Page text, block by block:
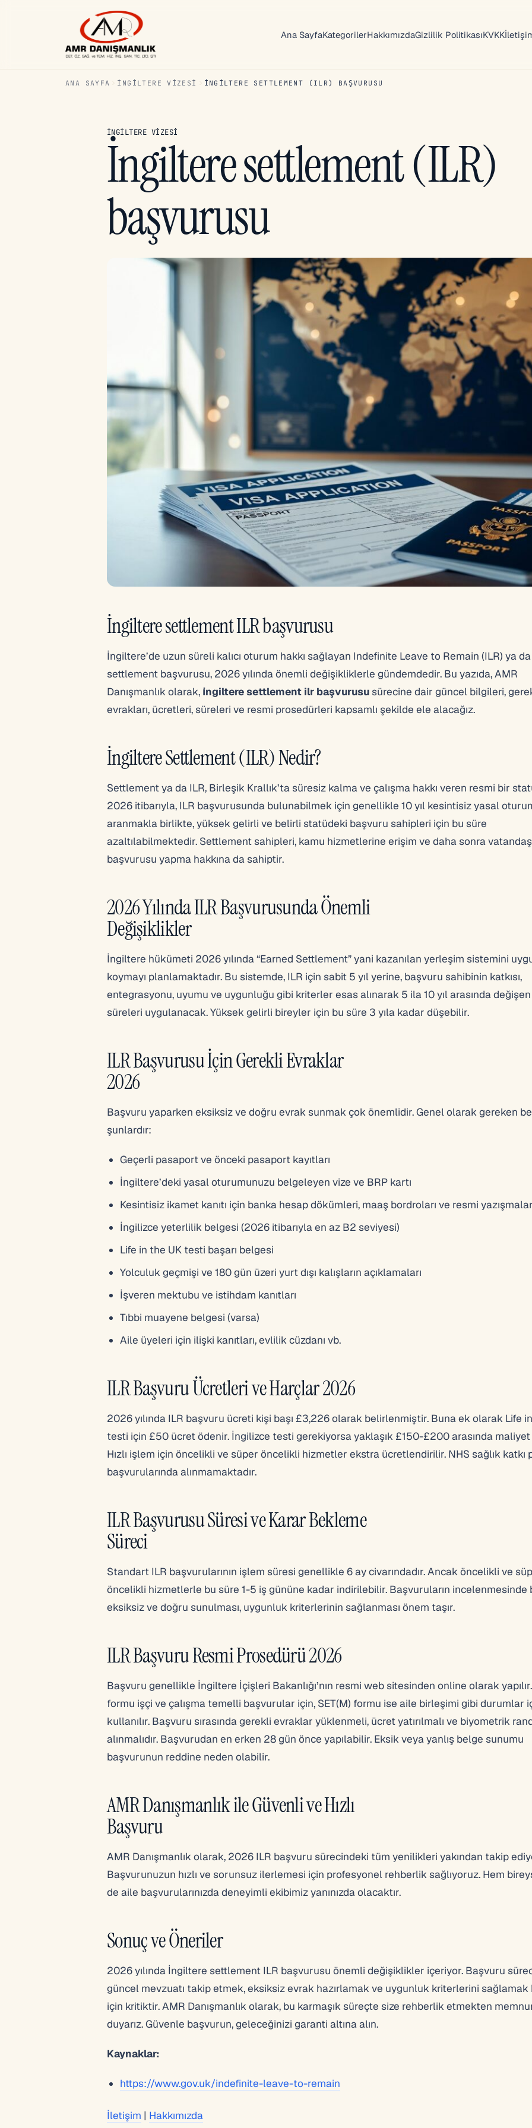
Ana SayfaKategorilerHakkımızdaGizlilik PolitikasıKVKK
ANA SAYFA İNGILTERE VIZESI İNGILTERE SETTLEMENT (ILR) BAŞVURUSU
İNGILTERE VIZESI
İngiltere settlement (ILR)
başvurusu
İngiltere settlement ILR başvurusu
İngiltere’de uzun süreli kalıcı oturum hakkı sağlayan Indefinite Leave to Remain (ILR) ya da
settlement başvurusu, 2026 yılında önemli değişikliklerle gündemdedir. Bu yazıda, AMR
Danışmanlık olarak, i̇ngiltere settlement ilr başvurususürecine dair güncel bilgileri,
evrakları, ücretleri, süreleri ve resmi prosedürleri kapsamlı şekilde ele alacağız.
İngiltere Settlement (ILR) Nedir?
Settlement ya da ILR, Birleşik Krallık’ta süresiz kalma ve çalışma hakkı veren resmi bir
2026 itibarıyla, ILR başvurusunda bulunabilmek için genellikle 10 yıl kesintisiz yasal
aranmakla birlikte, yüksek gelirli ve belirli statüdeki başvuru sahipleri için bu süre
azaltılabilmektedir. Settlement sahipleri, kamu hizmetlerine erişim ve daha sonra
başvurusu yapma hakkına da sahiptir.
2026 Yılında ILR Başvurusunda Önemli
Değişiklikler
İngiltere hükümeti 2026 yılında “Earned Settlement” yani kazanılan yerleşim sistemini
koymayı planlamaktadır. Bu sistemde, ILR için sabit 5 yıl yerine, başvuru sahibinin katkısı,
entegrasyonu, uyumu ve uygunluğu gibi kriterler esas alınarak 5 ila 10 yıl arasında
süreleri uygulanacak. Yüksek gelirli bireyler için bu süre 3 yıla kadar düşebilir.
ILR Başvurusu İçin Gerekli Evraklar
2026
Başvuru yaparken eksiksiz ve doğru evrak sunmak çok önemlidir. Genel olarak gereken
şunlardır:
Geçerli pasaport ve önceki pasaport kayıtları
İngiltere’deki yasal oturumunuzu belgeleyen vize ve BRP kartı
Kesintisiz ikamet kanıtı için banka hesap dökümleri, maaş bordroları ve resmi yazışmalar
İngilizce yeterlilik belgesi (2026 itibarıyla en az B2 seviyesi)
Life in the UK testi başarı belgesi
Yolculuk geçmişi ve 180 gün üzeri yurt dışı kalışların açıklamaları
İşveren mektubu ve istihdam kanıtları
Tıbbi muayene belgesi (varsa)
Aile üyeleri için ilişki kanıtları, evlilik cüzdanı vb.
ILR Başvuru Ücretleri ve Harçlar 2026
2026 yılında ILR başvuru ücreti kişi başı £3,226 olarak belirlenmiştir. Buna ek olarak Life
testi için £50 ücret ödenir. İngilizce testi gerekiyorsa yaklaşık £150-£200 arasında
Hızlı işlem için öncelikli ve süper öncelikli hizmetler ekstra ücretlendirilir. NHS sağlık katkı
başvurularında alınmamaktadır.
ILR Başvurusu Süresi ve Karar Bekleme
Süreci
Standart ILR başvurularının işlem süresi genellikle 6 ay civarındadır. Ancak öncelikli ve
öncelikli hizmetlerle bu süre 1-5 iş gününe kadar indirilebilir. Başvuruların incelenmesinde
eksiksiz ve doğru sunulması, uygunluk kriterlerinin sağlanması önem taşır.
ILR Başvuru Resmi Prosedürü 2026
Başvuru genellikle İngiltere İçişleri Bakanlığı’nın resmi web sitesinden online olarak yapılır.
formu işçi ve çalışma temelli başvurular için, SET(M) formu ise aile birleşimi gibi durumlar
kullanılır. Başvuru sırasında gerekli evraklar yüklenmeli, ücret yatırılmalı ve biyometrik
alınmalıdır. Başvurudan en erken 28 gün önce yapılabilir. Eksik veya yanlış belge sunumu
başvurunun reddine neden olabilir.
AMR Danışmanlık ile Güvenli ve Hızlı
Başvuru
AMR Danışmanlık olarak, 2026 ILR başvuru sürecindeki tüm yenilikleri yakından takip
Başvurunuzun hızlı ve sorunsuz ilerlemesi için profesyonel rehberlik sağlıyoruz. Hem
de aile başvurularınızda deneyimli ekibimiz yanınızda olacaktır.
Sonuç ve Öneriler
2026 yılında İngiltere settlement ILR başvurusu önemli değişiklikler içeriyor. Başvuru
güncel mevzuatı takip etmek, eksiksiz evrak hazırlamak ve uygunluk kriterlerini sağlamak
için kritiktir. AMR Danışmanlık olarak, bu karmaşık süreçte size rehberlik etmekten
duyarız. Güvenle başvurun, geleceğinizi garanti altına alın.
Kaynaklar:
https://www.gov.uk/indefinite-leave-to-remain
İletişim | Hakkımızda